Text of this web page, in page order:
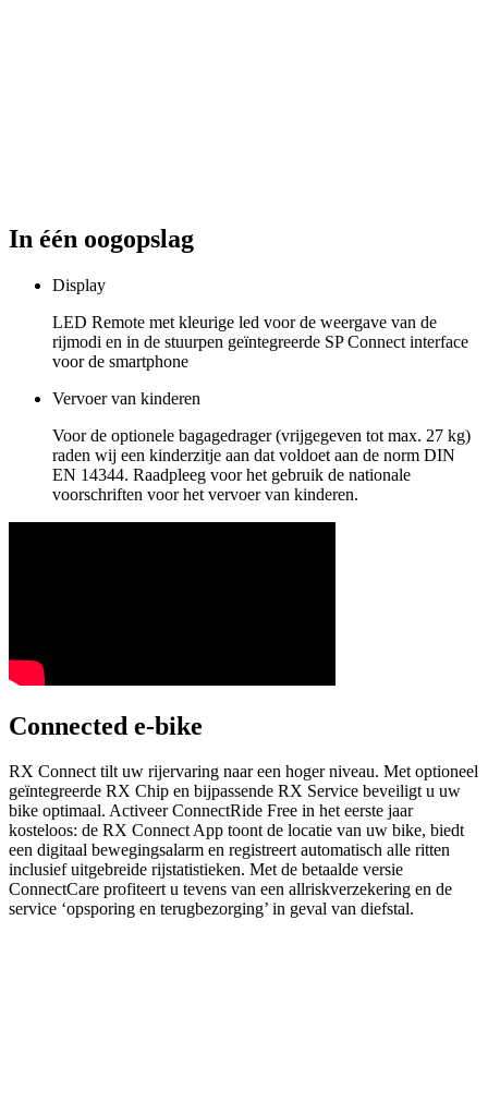
In één oogopslag
Display
LED Remote met kleurige led voor de weergave van de
rijmodi en in de stuurpen geïntegreerde SP Connect interface
voor de smartphone
Vervoer van kinderen
Voor de optionele bagagedrager (vrijgegeven tot max. 27 kg)
raden wij een kinderzitje aan dat voldoet aan de norm DIN
EN 14344. Raadpleeg voor het gebruik de nationale
voorschriften voor het vervoer van kinderen.
Connected e-bike
RX Connect tilt uw rijervaring naar een hoger niveau. Met optioneel
geïntegreerde RX Chip en bijpassende RX Service beveiligt u uw
bike optimaal. Activeer ConnectRide Free in het eerste jaar
kosteloos: de RX Connect App toont de locatie van uw bike, biedt
een digitaal bewegingsalarm en registreert automatisch alle ritten
inclusief uitgebreide rijstatistieken. Met de betaalde versie
ConnectCare profiteert u tevens van een allriskverzekering en de
service ‘opsporing en terugbezorging’ in geval van diefstal.